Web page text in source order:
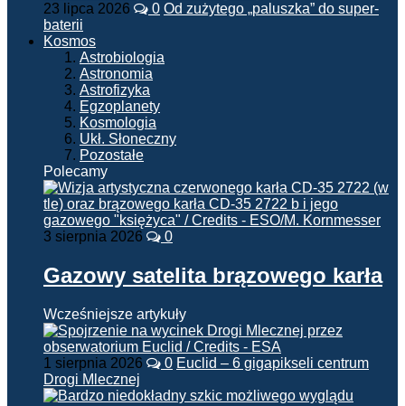
23 lipca 2026 0 Od zużytego „paluszka” do super-
baterii
Kosmos
Astrobiologia
Astronomia
Astrofizyka
Egzoplanety
Kosmologia
Ukł. Słoneczny
Pozostałe
Polecamy
3 sierpnia 2026 0
Gazowy satelita brązowego karła
Wcześniejsze artykuły
1 sierpnia 2026 0 Euclid – 6 gigapikseli centrum
Drogi Mlecznej